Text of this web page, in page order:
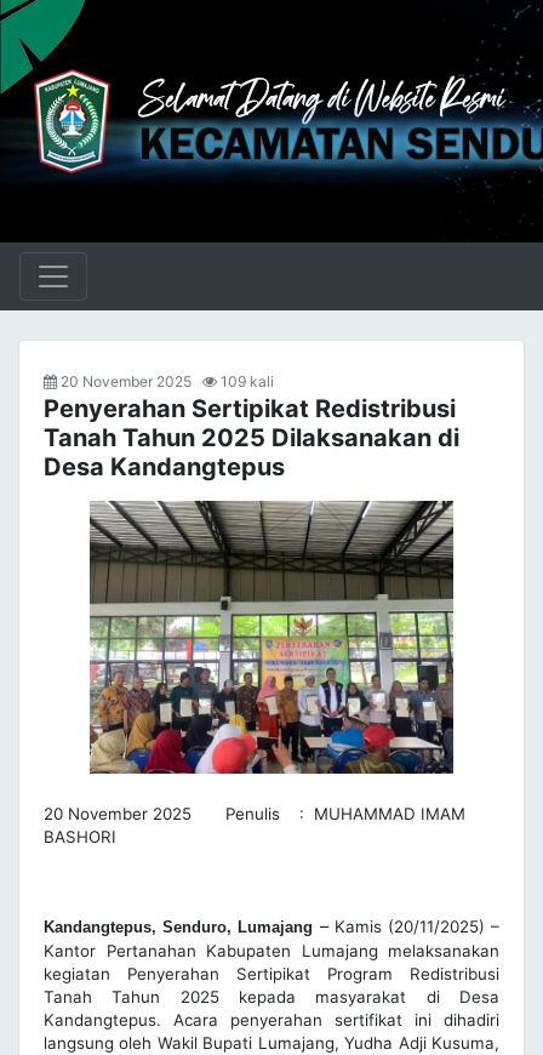
20 November 2025 109 kali
Penyerahan Sertipikat Redistribusi
Tanah Tahun 2025 Dilaksanakan di
Desa Kandangtepus
20 November 2025 Penulis : MUHAMMAD IMAM
BASHORI
Kandangtepus, Senduro, Lumajang – Kamis (20/11/2025) –
Kantor Pertanahan Kabupaten Lumajang melaksanakan
kegiatan Penyerahan Sertipikat Program Redistribusi
Tanah Tahun 2025 kepada masyarakat di Desa
Kandangtepus. Acara penyerahan sertifikat ini dihadiri
langsung oleh Wakil Bupati Lumajang, Yudha Adji Kusuma,